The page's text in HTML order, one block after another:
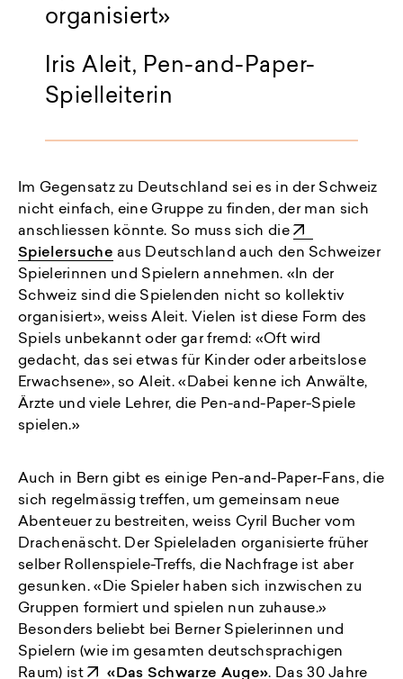
organisiert»
Iris Aleit, Pen-and-Paper-
Spielleiterin
Im Gegensatz zu Deutschland sei es in der Schweiz
nicht einfach, eine Gruppe zu finden, der man sich
anschliessen könnte. So muss sich die
Spielersuche aus Deutschland auch den Schweizer
Spielerinnen und Spielern annehmen. «In der
Schweiz sind die Spielenden nicht so kollektiv
organisiert», weiss Aleit. Vielen ist diese Form des
Spiels unbekannt oder gar fremd: «Oft wird
gedacht, das sei etwas für Kinder oder arbeitslose
Erwachsene», so Aleit. «Dabei kenne ich Anwälte,
Ärzte und viele Lehrer, die Pen-and-Paper-Spiele
spielen.»
Auch in Bern gibt es einige Pen-and-Paper-Fans, die
sich regelmässig treffen, um gemeinsam neue
Abenteuer zu bestreiten, weiss Cyril Bucher vom
Drachenäscht. Der Spieleladen organisierte früher
selber Rollenspiele-Treffs, die Nachfrage ist aber
gesunken. «Die Spieler haben sich inzwischen zu
Gruppen formiert und spielen nun zuhause.»
Besonders beliebt bei Berner Spielerinnen und
Spielern (wie im gesamten deutschsprachigen
Raum) ist
«Das Schwarze Auge». Das 30 Jahre